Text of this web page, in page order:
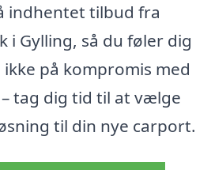
indhentet tilbud fra
i Gylling, så du føler dig
på kompromis med
tag dig tid til at vælge
til din nye carport.